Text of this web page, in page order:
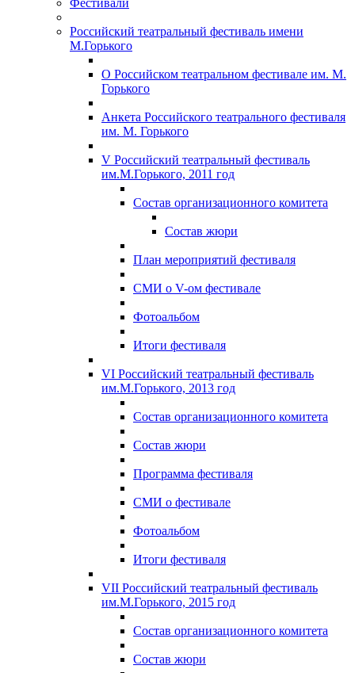
Фестивали
Российский театральный фестиваль имени
М.Горького
О Российском театральном фестивале им. М.
Горького
Анкета Российского театрального фестиваля
им. М. Горького
V Российский театральный фестиваль
им.М.Горького, 2011 год
Состав организационного комитета
Состав жюри
План мероприятий фестиваля
СМИ о V-ом фестивале
Фотоальбом
Итоги фестиваля
VI Российский театральный фестиваль
им.М.Горького, 2013 год
Состав организационного комитета
Состав жюри
Программа фестиваля
СМИ о фестивале
Фотоальбом
Итоги фестиваля
VII Российский театральный фестиваль
им.М.Горького, 2015 год
Состав организационного комитета
Состав жюри